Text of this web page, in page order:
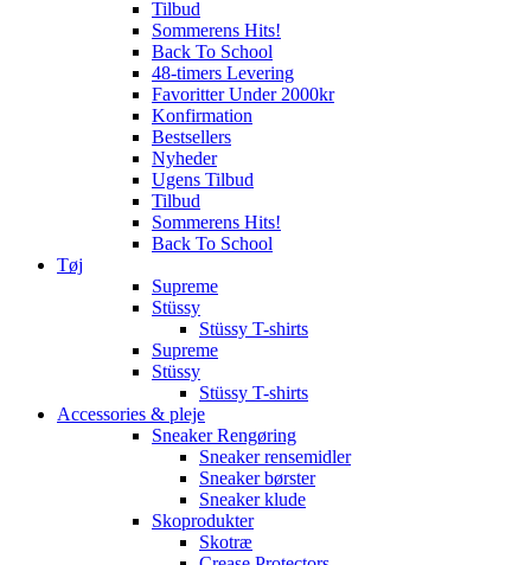
Tilbud
Sommerens Hits!
Back To School
48-timers Levering
Favoritter Under 2000kr
Konfirmation
Bestsellers
Nyheder
Ugens Tilbud
Tilbud
Sommerens Hits!
Back To School
Tøj
Supreme
Stüssy
Stüssy T-shirts
Supreme
Stüssy
Stüssy T-shirts
Accessories & pleje
Sneaker Rengøring
Sneaker rensemidler
Sneaker børster
Sneaker klude
Skoprodukter
Skotræ